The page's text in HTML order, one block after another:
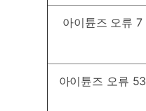
아이튠즈 오류 7
아이튠즈 오류 53